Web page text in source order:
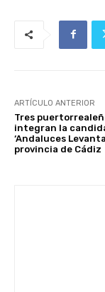
ARTÍCULO ANTERIOR
Tres
integran la
‘Andaluces
provincia de Cádiz